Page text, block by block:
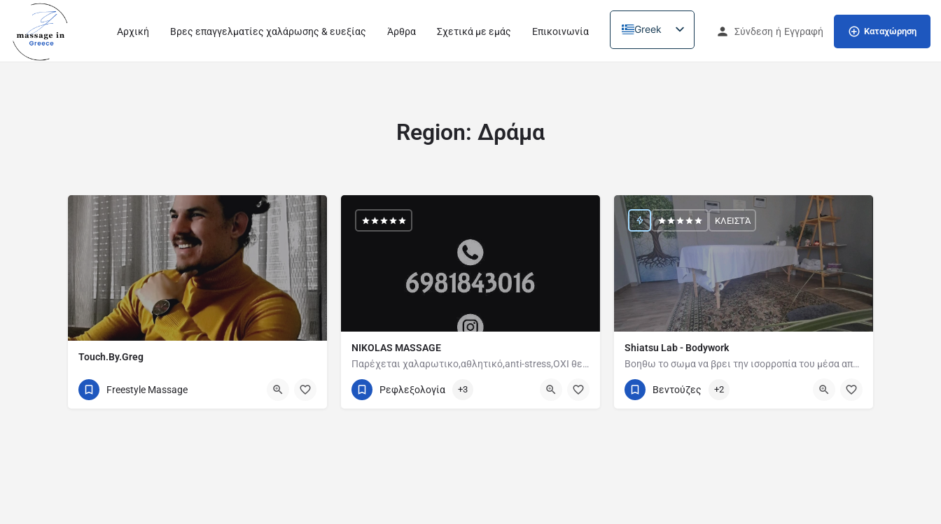
Αρχική Βρες επαγγελματίες χαλάρωσης & ευεξίας Άρθρα Σχετικά με εμάς Επικοινωνία Greek Σύνδεση ή Εγγραφή Καταχώρηση
Region: Δράμα
Touch.By.Greg
6907537666
Freestyle Massage
NIKOLAS MASSAGE
Παρέχεται χαλαρωτικο,αθλητικό,anti-stress,ΟΧΙ θεραπευτικό μασαζ.
6981844016 Καβάλα, Βέροια, Δράμα, Θάσος
Ρεφλεξολογία +3
Shiatsu Lab - Bodywork
Βοηθω το σωμα να βρει την ισορροπία του μέσα απο την τέχνη του shiatsu και εξειδικευμενες θεραπείες…
6941545497 Δράμα, Χαλκιδική
ΚΛΕΙΣΤΆ
Βεντούζες +2